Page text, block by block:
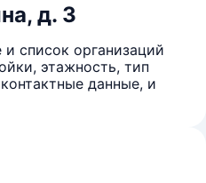
д. 3
список организаций
этажность, тип
данные, и